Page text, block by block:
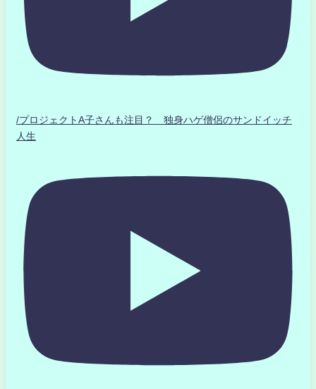
/プロジェクトA子さんも注目？ 独身ハゲ僧侶のサンドイッチ
人生